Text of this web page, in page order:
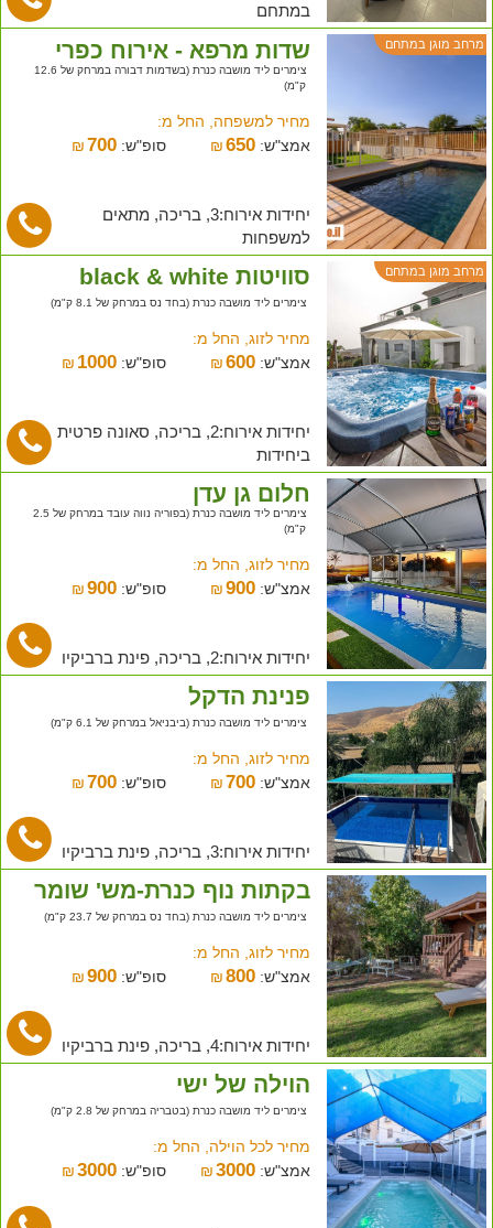
במתחם
מרחב מוגן במתחם שדות מרפא - אירוח כפרי
צימרים ליד מושבה כנרת (בשדמות דבורה במרחק של 12.6
ק"מ)
מחיר למשפחה, החל מ:
אמצ"ש:
₪650 סופ"ש: ₪ 700
יחידות אירוח:3, בריכה, מתאים
למשפחות
מרחב מוגן במתחם סוויטות black & white
צימרים ליד מושבה כנרת (בחד נס במרחק של 8.1 ק"מ)
מחיר לזוג, החל מ:
אמצ"ש:
₪600 סופ"ש: ₪ 1000
יחידות אירוח:2, בריכה, סאונה פרטית
ביחידות
חלום גן עדן
צימרים ליד מושבה כנרת (בפוריה נווה עובד במרחק של 2.5
ק"מ)
מחיר לזוג, החל מ:
אמצ"ש:
₪900 סופ"ש: ₪ 900
יחידות אירוח:2, בריכה, פינת ברביקיו
פנינת הדקל
צימרים ליד מושבה כנרת (ביבניאל במרחק של 6.1 ק"מ)
מחיר לזוג, החל מ:
אמצ"ש:
₪700 סופ"ש: ₪ 700
יחידות אירוח:3, בריכה, פינת ברביקיו
בקתות נוף כנרת-מש' שומר
צימרים ליד מושבה כנרת (בחד נס במרחק של 23.7 ק"מ)
מחיר לזוג, החל מ:
אמצ"ש:
₪800 סופ"ש: ₪ 900
יחידות אירוח:4, בריכה, פינת ברביקיו
הוילה של ישי
צימרים ליד מושבה כנרת (בטבריה במרחק של 2.8 ק"מ)
מחיר לכל הוילה, החל מ:
אמצ"ש:
₪3000 סופ"ש: ₪ 3000